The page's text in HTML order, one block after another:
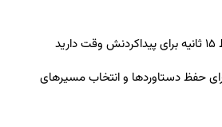
پنجشنبه ۱۵ مرداد ۱۴۰۵ | روزی برای حفظ دستاوردها و انتخاب مسیرهای